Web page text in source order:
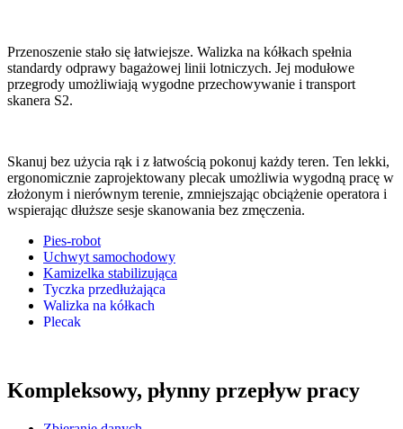
Przenoszenie stało się łatwiejsze. Walizka na kółkach spełnia
standardy odprawy bagażowej linii lotniczych. Jej modułowe
przegrody umożliwiają wygodne przechowywanie i transport
skanera S2.
Skanuj bez użycia rąk i z łatwością pokonuj każdy teren. Ten lekki,
ergonomicznie zaprojektowany plecak umożliwia wygodną pracę w
złożonym i nierównym terenie, zmniejszając obciążenie operatora i
wspierając dłuższe sesje skanowania bez zmęczenia.
Pies-robot
Uchwyt samochodowy
Kamizelka stabilizująca
Tyczka przedłużająca
Walizka na kółkach
Plecak
Kompleksowy, płynny przepływ pracy